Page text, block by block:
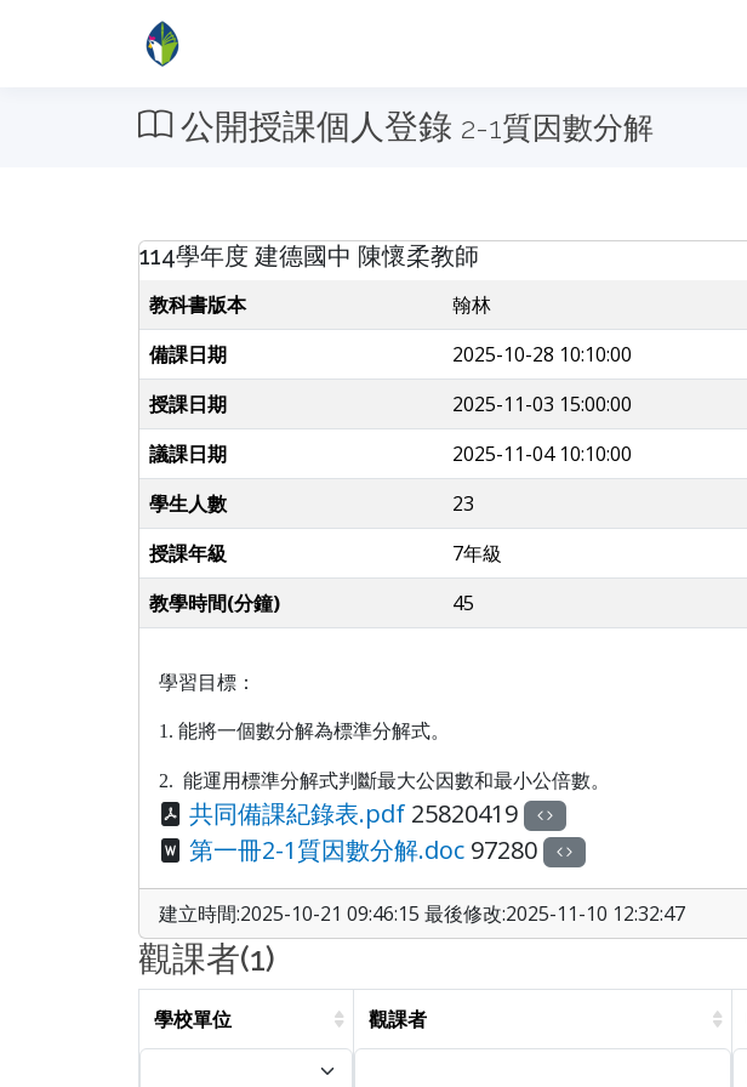
公開授課個人登錄 2-1質因數分解
114學年度 建德國中 陳懷柔教師
教科書版本 翰林
備課日期
2025-10-28 10:10:00
授課日期
2025-11-03 15:00:00
議課日期
2025-11-04 10:10:00
學生人數
23
授課年級
7年級
教學時間(分鐘)
45
學習目標：
1. 能將一個數分解為標準分解式。
2. 能運用標準分解式判斷最大公因數和最小公倍數。
共同備課紀錄表.pdf 25820419
第一冊2-1質因數分解.doc 97280
建立時間:2025-10-21 09:46:15 最後修改:2025-11-10 12:32:47
觀課者(1)
學校單位 觀課者